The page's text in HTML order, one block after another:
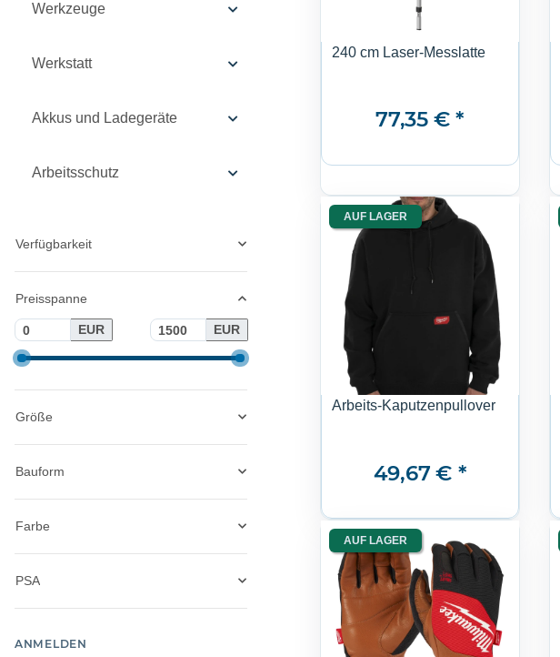
240 cm Laser-Messlatte
77,35 €*
AUF LAGER
Arbeits-Kaputzenpullover
49,67 € *
AUF LAGER
Werkzeuge
Werkstatt
Akkus und Ladegeräte
Arbeitsschutz
Verfügbarkeit
Preisspanne
EUR EUR
Größe
Bauform
Farbe
PSA
ANMELDEN